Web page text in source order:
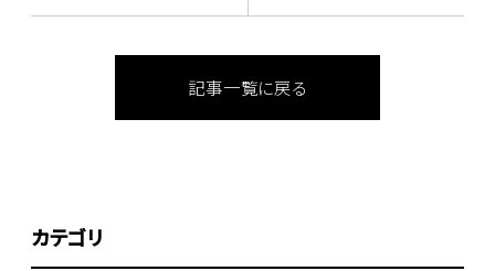
記事一覧に戻る
カテゴリ